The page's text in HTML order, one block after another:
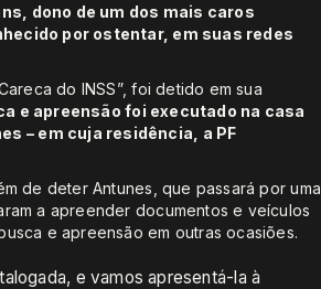
dono de um dos mais caros
por ostentar, em suas redes
do INSS”, foi detido em sua
e apreensão foi executado na casa
– em cuja residência, a PF
de deter Antunes, que passará por uma
a apreender documentos e veículos
e apreensão em outras ocasiões.
e vamos apresentá-la à